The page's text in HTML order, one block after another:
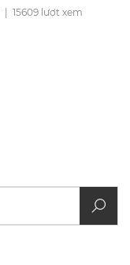
| 15609 lượt xem